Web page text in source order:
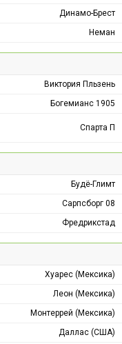
Динамо-Брест
Неман
Виктория Пльзень
Богемианс 1905
Спарта П
Будё-Глимт
Сарпсборг 08
Фредрикстад
Хуарес (Мексика)
Леон (Мексика)
Монтеррей (Мексика)
Даллас (США)